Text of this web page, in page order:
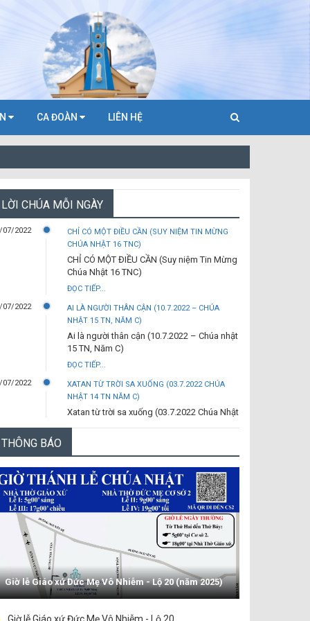
CA ĐOÀN LIÊN HỆ
LỜI CHÚA MỖI NGÀY
07/2022
CHỈ CÓ MỘT ĐIỀU CẦN (SUY NIỆM TIN MỪNG
CHÚA NHẬT 16 TNC)
CHỈ CÓ MỘT ĐIỀU CẦN (Suy niệm Tin Mừng
Chúa Nhật 16 TNC)
ĐỌC TIẾP...
07/2022
AI LÀ NGƯỜI THÂN CẬN (10.7.2022 – CHÚA
NHẬT 15 TN, NĂM C)
Ai là người thân cận (10.7.2022 – Chúa nhật
15 TN, Năm C)
ĐỌC TIẾP...
07/2022
XATAN TỪ TRỜI SA XUỐNG (03.7.2022 CHÚA
NHẬT 14 TN NĂM C)
Xatan từ trời sa xuống (03.7.2022 Chúa Nhật
06/2022
THÁNH PHÊRÔ VÀ THÁNH PHAOLÔ TÔNG ĐỒ)
Anh là tảng đá (29.6.2022 – Thứ Tư- Lễ
thánh Phêrô và thánh Phaolô tông đồ)
06/2022
TRƯỚC ĐÃ (26.6.2022 – CHÚA NHẬT 13 TN NĂM
Trước đã (26.6.2022 – Chúa Nhật 13 TN
năm C)
ĐỌC TIẾP...
NGÀI CẦM BÁNH BẺ RA - (19.6.2022 CHÚA NHẬT
THÔNG BÁO
Giờ lễ Giáo xứ Đức Mẹ Vô Nhiễm - Lộ 20 (năm 2025)